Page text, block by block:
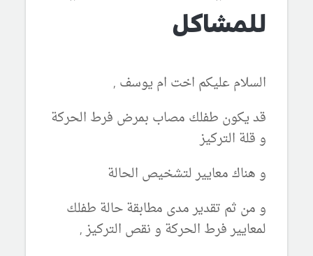
للمشاكل
السلام عليكم اخت ام يوسف ,
قد يكون طفلك مصاب بمرض فرط الحركة
و قلة التركيز
و هناك معايير لتشخيص الحالة
و من ثم تقدير مدى مطابقة حالة طفلك
لمعايير فرط الحركة و نقص التركيز ,